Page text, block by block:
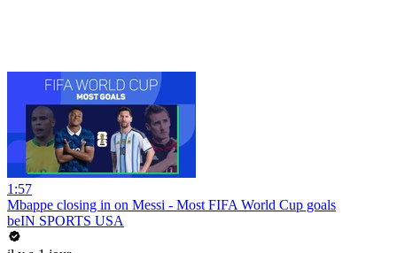
1:57
Mbappe closing in on Messi - Most FIFA World Cup goals
beIN SPORTS USA